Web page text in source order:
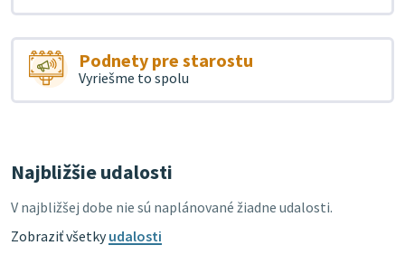
Podnety pre starostu
Vyriešme to spolu
Najbližšie udalosti
V najbližšej dobe nie sú naplánované žiadne udalosti.
Zobraziť všetkyudalosti